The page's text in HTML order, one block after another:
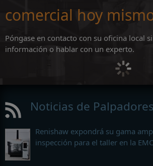
comercial hoy
Póngase en contacto con su oficina local
información o hablar con un experto.
Noticias de Palpadores
Renishaw expondrá su gama
inspección para el taller en la